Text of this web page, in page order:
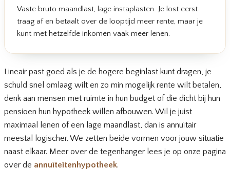
Vaste bruto maandlast, lage instaplasten. Je lost eerst
traag af en betaalt over de looptijd meer rente, maar je
kunt met hetzelfde inkomen vaak meer lenen.
Lineair past goed als je de hogere beginlast kunt dragen, je
schuld snel omlaag wilt en zo min mogelijk rente wilt betalen,
denk aan mensen met ruimte in hun budget of die dicht bij hun
pensioen hun hypotheek willen afbouwen. Wil je juist
maximaal lenen of een lage maandlast, dan is annuïtair
meestal logischer. We zetten beide vormen voor jouw situatie
naast elkaar. Meer over de tegenhanger lees je op onze pagina
over de annuïteitenhypotheek.